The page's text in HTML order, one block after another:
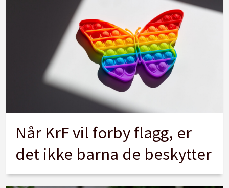
Når KrF vil forby flagg, er
det ikke barna de beskytter